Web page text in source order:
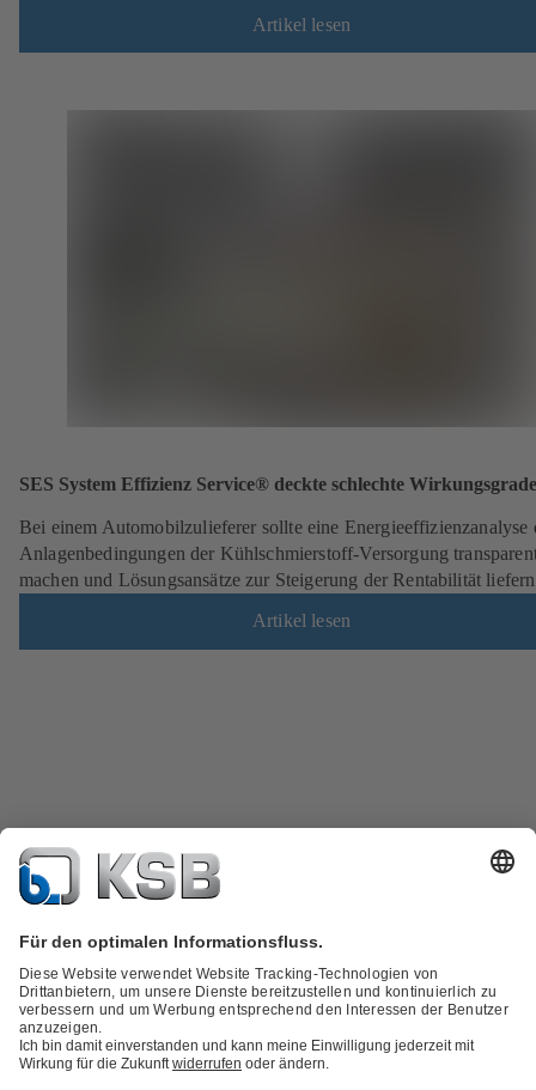
Artikel lesen
SES System Effizienz Service® deckte schlechte
Bei einem Automobilzulieferer sollte eine Energieeffizienzanalyse
Anlagenbedingungen der Kühlschmierstoff-Versorgung
machen und Lösungsansätze zur Steigerung der Rentabilität
Artikel lesen